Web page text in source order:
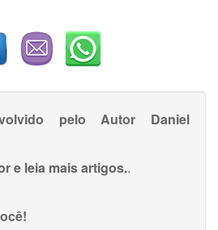
pelo Autor Daniel
e leia mais artigos..